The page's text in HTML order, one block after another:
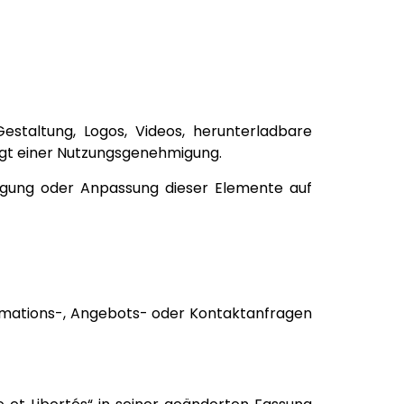
Logos, Videos, herunterladbare
einer Nutzungsgenehmigung.
oder Anpassung dieser Elemente auf
, Angebots- oder Kontaktanfragen